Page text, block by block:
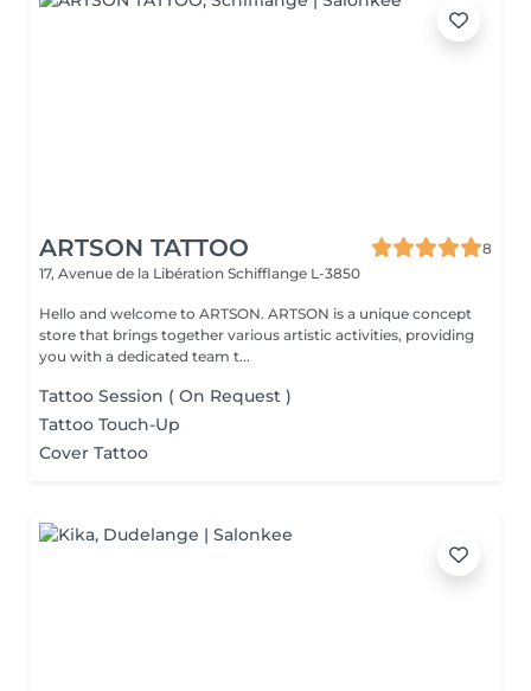
ARTSON TATTOO
8
17, Avenue de la Libération Schifflange L-3850
Hello and welcome to ARTSON. ARTSON is a unique concept
store that brings together various artistic activities, providing
you with a dedicated team t...
Tattoo Session ( On Request )
Tattoo Touch-Up
Cover Tattoo